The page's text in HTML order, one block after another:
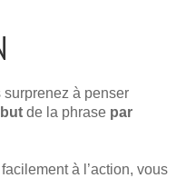
surprenez à penser
de la phrase par
à l’action, vous